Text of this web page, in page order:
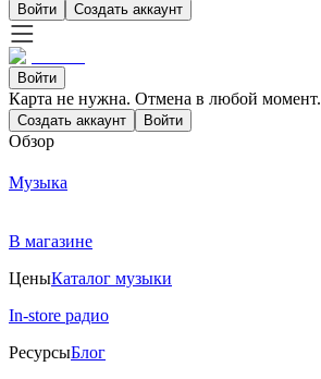
Войти Создать аккаунт
Войти
Карта не нужна. Отмена в любой момент.
Создать аккаунт Войти
Обзор
Музыка
В магазине
ЦеныКаталог музыки
In-store радио
РесурсыБлог